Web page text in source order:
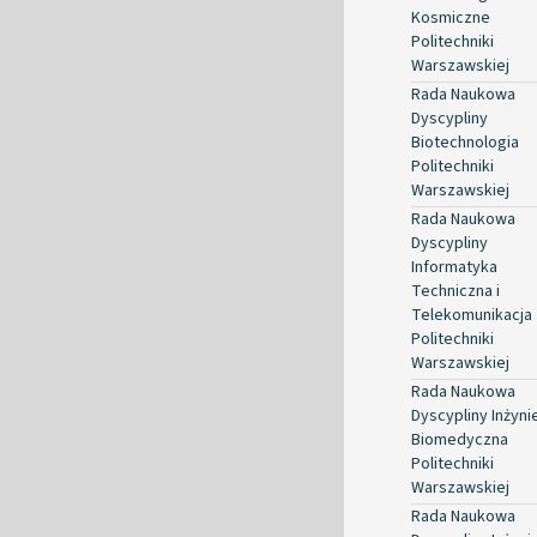
Kosmiczne
Politechniki
Warszawskiej
Rada Naukowa
Dyscypliny
Biotechnologia
Politechniki
Warszawskiej
Rada Naukowa
Dyscypliny
Informatyka
Techniczna i
Telekomunikacja
Politechniki
Warszawskiej
Rada Naukowa
Dyscypliny
Biomedyczna
Politechniki
Warszawskiej
Rada Naukowa